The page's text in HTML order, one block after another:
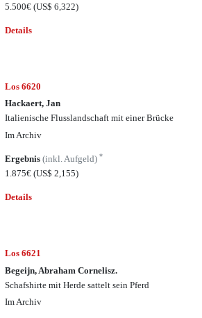
5.500€(US$ 6,322)
Details
Los 6620
Hackaert, Jan
Italienische Flusslandschaft mit einer Brücke
Im Archiv
Ergebnis(inkl. Aufgeld)*
1.875€(US$ 2,155)
Details
Los 6621
Begeijn, Abraham Cornelisz.
Schafshirte mit Herde sattelt sein Pferd
Im Archiv